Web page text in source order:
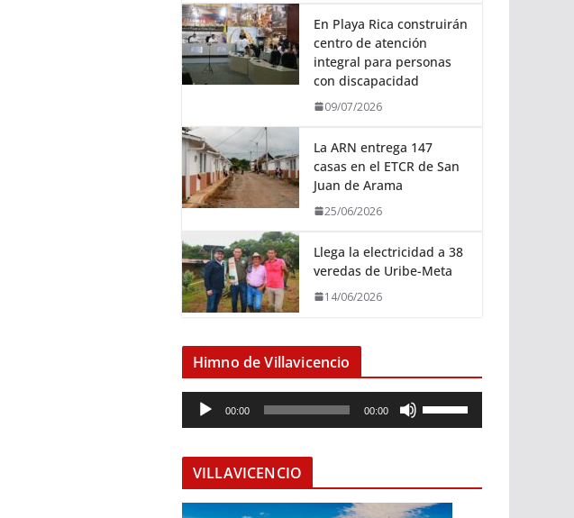
En Playa Rica construirán
centro de atención
integral para personas
con discapacidad
09/07/2026
La ARN entrega 147
casas en el ETCR de San
Juan de Arama
25/06/2026
Llega la electricidad a 38
veredas de Uribe-Meta
14/06/2026
Himno de Villavicencio
e
o
00:00 00:00
i
z
VILLAVICENCIO